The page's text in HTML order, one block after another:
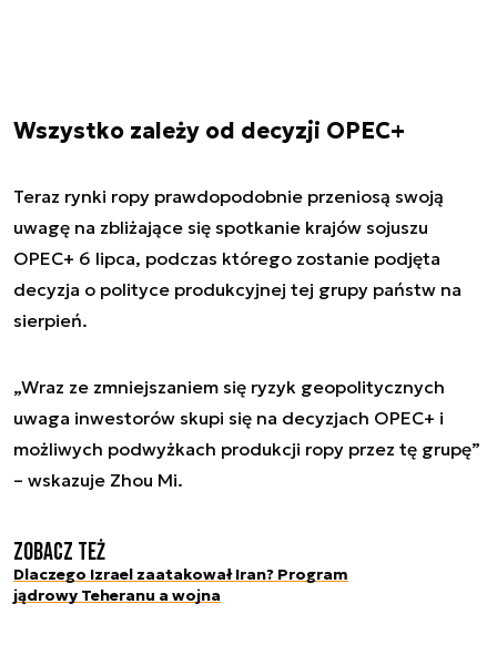
Wszystko zależy od decyzji OPEC+
Teraz rynki ropy prawdopodobnie przeniosą swoją
uwagę na zbliżające się spotkanie krajów sojuszu
OPEC+ 6 lipca, podczas którego zostanie podjęta
decyzja o polityce produkcyjnej tej grupy państw na
sierpień.
„Wraz ze zmniejszaniem się ryzyk geopolitycznych
uwaga inwestorów skupi się na decyzjach OPEC+ i
możliwych podwyżkach produkcji ropy przez tę grupę”
– wskazuje Zhou Mi.
Zobacz też
Dlaczego Izrael zaatakował Iran? Program
jądrowy Teheranu a wojna